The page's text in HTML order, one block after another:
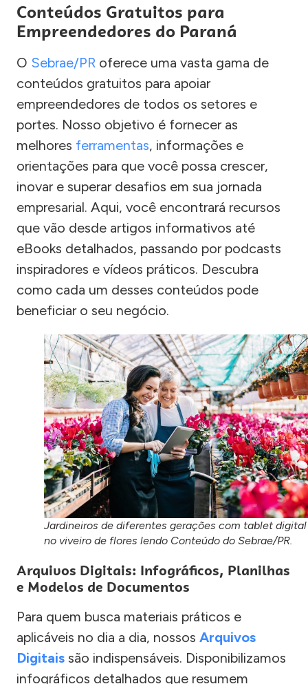
Conteúdos Gratuitos para
Empreendedores do Paraná
O Sebrae/PR oferece uma vasta gama de
conteúdos gratuitos para apoiar
empreendedores de todos os setores e
portes. Nosso objetivo é fornecer as
melhores ferramentas, informações e
orientações para que você possa crescer,
inovar e superar desafios em sua jornada
empresarial. Aqui, você encontrará recursos
que vão desde artigos informativos até
eBooks detalhados, passando por podcasts
inspiradores e vídeos práticos. Descubra
como cada um desses conteúdos pode
beneficiar o seu negócio.
Jardineiros de diferentes gerações com tablet digital
no viveiro de flores lendo Conteúdo do Sebrae/PR.
Arquivos Digitais: Infográficos, Planilhas
e Modelos de Documentos
Para quem busca materiais práticos e
aplicáveis no dia a dia, nossos Arquivos
Digitais são indispensáveis. Disponibilizamos
infográficos detalhados que resumem